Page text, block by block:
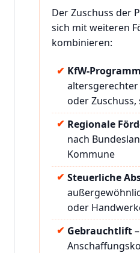
Der Zuschuss der
sich mit weiteren
kombinieren:
KfW-
oder Zuschuss,
Regionale
nach
Kommune
Steuerliche
oder
Gebrauchtlift